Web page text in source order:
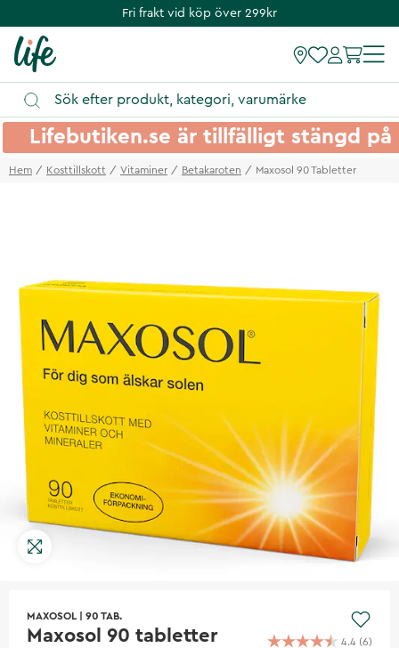
Fri frakt vid köp över 299kr
Lifebutiken.se är tillfälligt stängd
Hem Kosttillskott Vitaminer Betakaroten Maxosol 90 Tabletter
MAXOSOL 90 TAB.
Maxosol 90 tabletter 4.4 (6)